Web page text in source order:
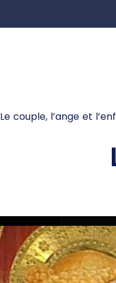
Le couple, l’ange et